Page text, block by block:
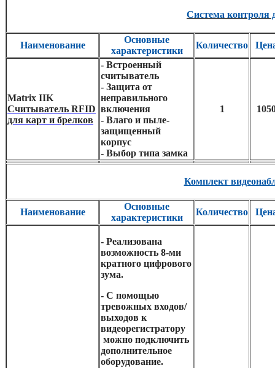
Система контроля
Наименование
Основные
характеристики
Количество
Matrix IIK
Считыватель RFID
для карт и брелков
- Встроенный
считыватель
- Защита от
неправильного
включения
- Влаго и пыле-
защищенный
корпус
- Выбор типа замка
1
Комплект
Наименование
Основные
характеристики
Количество
- Реализована
возможность 8-ми
кратного цифрового
зума.
- С помощью
тревожных входов/
выходов к
видеорегистратору
можно подключить
дополнительное
оборудование.